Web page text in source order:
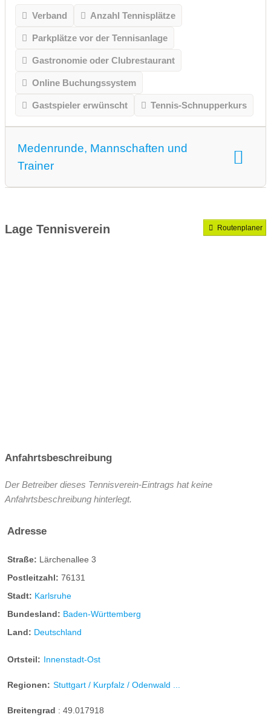
Verband Anzahl Tennisplätze
Parkplätze vor der Tennisanlage
Gastronomie oder Clubrestaurant
Online Buchungssystem
Gastspieler erwünscht Tennis-Schnupperkurs
Medenrunde, Mannschaften und
Trainer
Lage Tennisverein Routenplaner
Anfahrtsbeschreibung
Der Betreiber dieses Tennisverein-Eintrags hat keine
Anfahrtsbeschreibung hinterlegt.
Adresse
Straße: Lärchenallee 3
Postleitzahl: 76131
Stadt: Karlsruhe
Bundesland: Baden-Württemberg
Land: Deutschland
Ortsteil: Innenstadt-Ost
Regionen: Stuttgart / Kurpfalz / Odenwald ...
Breitengrad : 49.017918